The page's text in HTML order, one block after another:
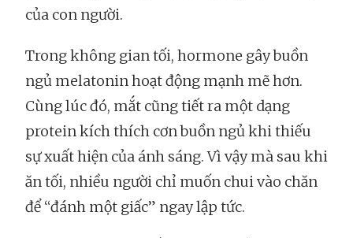
của con người.
Trong không gian tối, hormone gây buồn
ngủ melatonin hoạt động mạnh mẽ hơn.
Cùng lúc đó, mắt cũng tiết ra một dạng
protein kích thích cơn buồn ngủ khi thiếu
sự xuất hiện của ánh sáng. Vì vậy mà sau khi
ăn tối, nhiều người chỉ muốn chui vào chăn
để “đánh một giấc” ngay lập tức.